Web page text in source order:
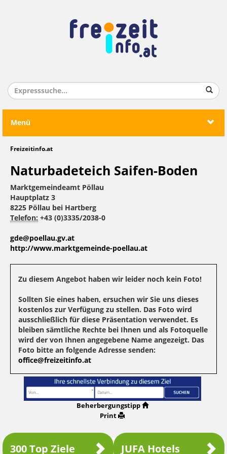
Menü
Freizeitinfo.at
Naturbadeteich Saifen-Boden
Marktgemeindeamt Pöllau
Hauptplatz 3
8225 Pöllau bei Hartberg
Telefon: +43 (0)3335/2038-0
gde@poellau.gv.at
http://www.marktgemeinde-poellau.at
Zu diesem Angebot haben wir leider noch kein Foto!
Sollten Sie eines haben, ersuchen wir Sie uns dieses
kostenlos zur Verfügung zu stellen. Das Foto wird
ausschließlich für diese Präsentation verwendet. Es
bleiben sämtliche Rechte bei Ihnen und als Fotoquelle
wird der von Ihnen angegebene Name angezeigt. Das
Foto bitte an folgende Adresse senden:
office@freizeitinfo.at
Beherbergungstipp
Print
300 Top Ziele JUFA Hotels